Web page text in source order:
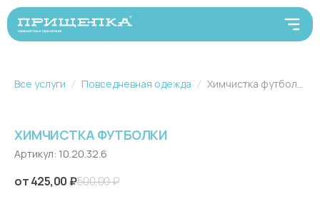
Все услуги Повседневная одежда Химчистка футболки
ХИМЧИСТКА ФУТБОЛКИ
Артикул: 10.20.32.6
425,00 ₽500,00₽